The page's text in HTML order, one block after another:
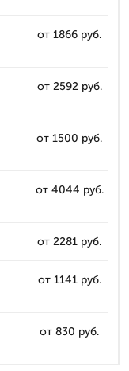
от 1866 руб.
от 2592 руб.
от 1500 руб.
от 4044 руб.
от 2281 руб.
от 1141 руб.
от 830 руб.